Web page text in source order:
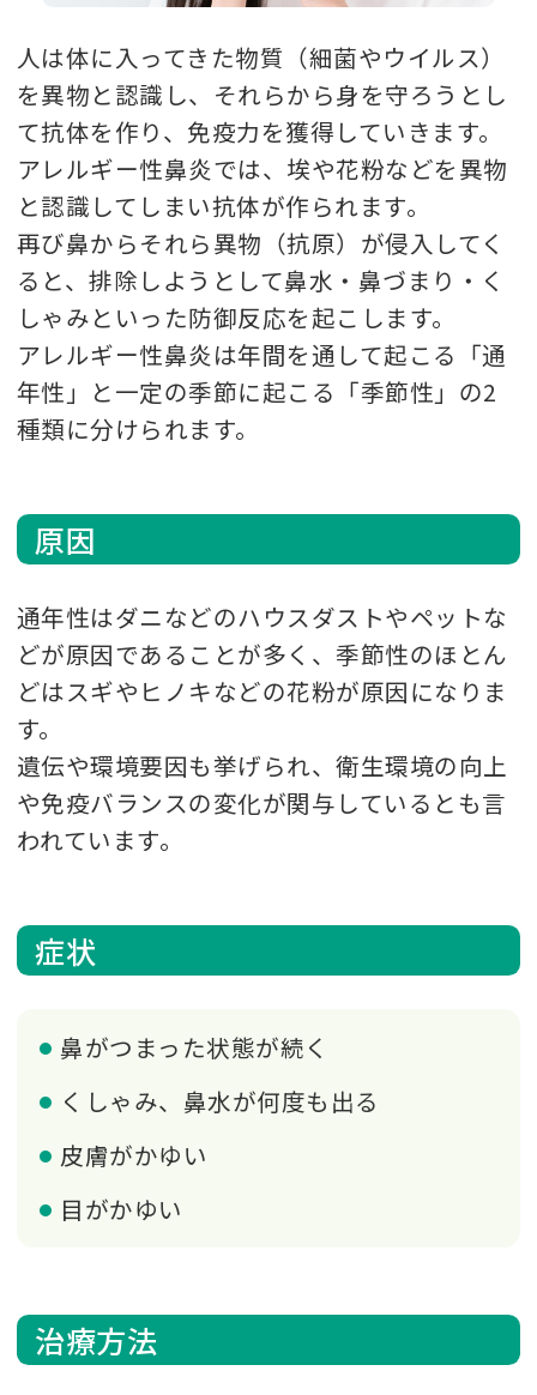
人は体に入ってきた物質（細菌やウイルス）
を異物と認識し、それらから身を守ろうとし
て抗体を作り、免疫力を獲得していきます。
アレルギー性鼻炎では、埃や花粉などを異物
と認識してしまい抗体が作られます。
再び鼻からそれら異物（抗原）が侵入してく
ると、排除しようとして鼻水・鼻づまり・く
しゃみといった防御反応を起こします。
アレルギー性鼻炎は年間を通して起こる「通
年性」と一定の季節に起こる「季節性」の2
種類に分けられます。
原因
通年性はダニなどのハウスダストやペットな
どが原因であることが多く、季節性のほとん
どはスギやヒノキなどの花粉が原因になりま
す。
遺伝や環境要因も挙げられ、衛生環境の向上
や免疫バランスの変化が関与しているとも言
われています。
症状
鼻がつまった状態が続く
くしゃみ、鼻水が何度も出る
皮膚がかゆい
目がかゆい
治療方法